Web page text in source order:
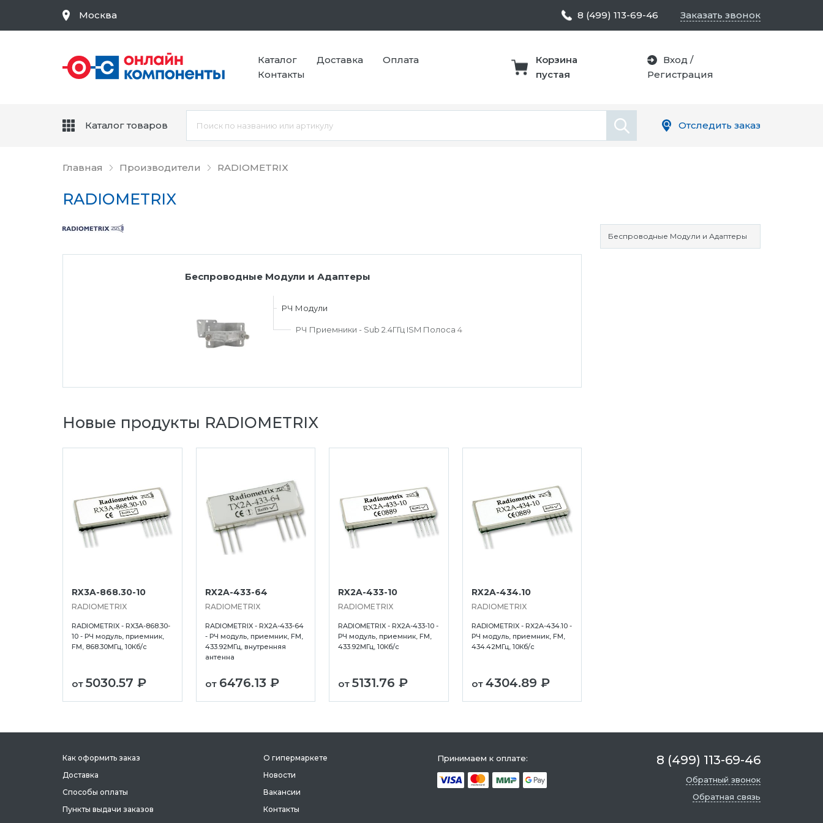
Главная Производители RADIOMETRIX
RADIOMETRIX
Беспроводные Модули и Адаптеры
РЧ Модули
РЧ Приемники - Sub 2.4ГГц ISM Полоса 4
Новые продукты RADIOMETRIX
RX3A-868.30-10
RADIOMETRIX
RADIOMETRIX - RX3A-868.30-
10 - РЧ модуль, приемник,
FM, 868.30МГц, 10Кб/с
от 5030.57 ₽
RX2A-433-64
RADIOMETRIX
RADIOMETRIX - RX2A-433-64
- РЧ модуль, приемник, FM,
433.92МГц, внутренняя
антенна
от 6476.13 ₽
RX2A-433-10
RADIOMETRIX
RADIOMETRIX - RX2A-433-10 -
РЧ модуль, приемник, FM,
433.92МГц, 10Кб/с
от 5131.76 ₽
RX2A-434.10
RADIOMETRIX
RADIOMETRIX - RX2A-434.10 -
РЧ модуль, приемник, FM,
434.42МГц, 10Кб/с
от 4304.89 ₽
Беспроводные Модули и Адаптеры
Москва 8 (499) 113-69-46 Заказать звонок
Каталог Доставка
Оплата
Контакты
Корзина
пустая
Вход /
Регистрация
Каталог товаров Отследить заказ
Как оформить заказ
Доставка
Способы оплаты
Пункты выдачи заказов
О гипермаркете
Новости
Вакансии
Контакты
Принимаем к оплате: 8 (499) 113-69-46
Обратный звонок
Обратная связь